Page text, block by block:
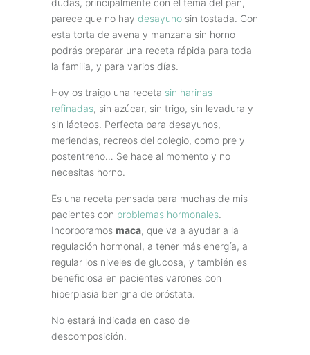
dudas, principalmente con el tema del pan,
parece que no hay desayuno sin tostada. Con
esta torta de avena y manzana sin horno
podrás preparar una receta rápida para toda
la familia, y para varios días.
Hoy os traigo una receta sin harinas
refinadas, sin azúcar, sin trigo, sin levadura y
sin lácteos. Perfecta para desayunos,
meriendas, recreos del colegio, como pre y
postentreno… Se hace al momento y no
necesitas horno.
Es una receta pensada para muchas de mis
pacientes con problemas hormonales.
Incorporamos maca, que va a ayudar a la
regulación hormonal, a tener más energía, a
regular los niveles de glucosa, y también es
beneficiosa en pacientes varones con
hiperplasia benigna de próstata.
No estará indicada en caso de
descomposición.